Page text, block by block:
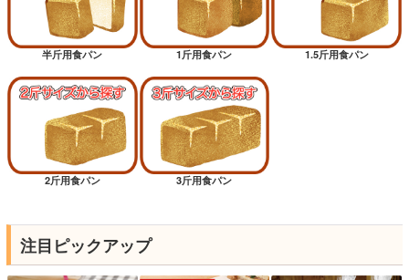
半斤用食パン 1斤用食パン 1.5斤用食パン
2斤用食パン 3斤用食パン
注目ピックアップ